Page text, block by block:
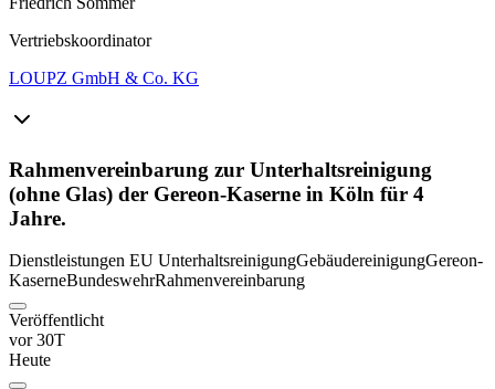
Vertriebskoordinator
LOUPZ GmbH & Co. KG
Rahmenvereinbarung zur Unterhaltsreinigung
(ohne Glas) der Gereon-Kaserne in Köln für 4
Jahre.
Dienstleistungen EU UnterhaltsreinigungGebäudereinigungGereon-
KaserneBundeswehrRahmenvereinbarung
Veröffentlicht
vor 30T
Heute